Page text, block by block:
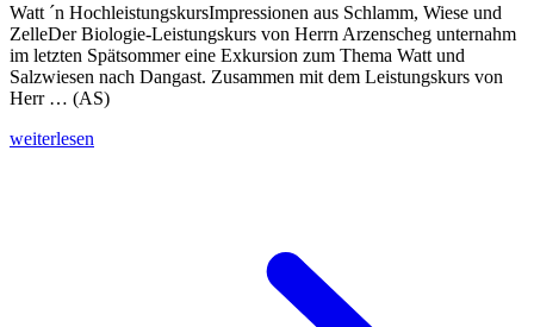
Watt ´n HochleistungskursImpressionen aus Schlamm, Wiese und
ZelleDer Biologie-Leistungskurs von Herrn Arzenscheg unternahm
im letzten Spätsommer eine Exkursion zum Thema Watt und
Salzwiesen nach Dangast. Zusammen mit dem Leistungskurs von
Herr … (AS)
weiterlesen